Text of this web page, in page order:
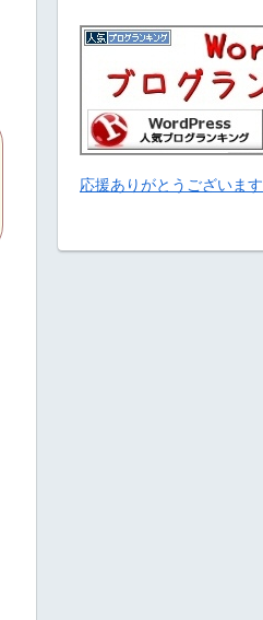
応援ありがとうございます